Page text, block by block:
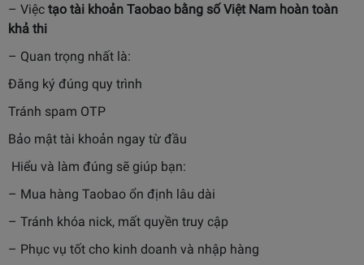
– Việc tạo tài khoản Taobao bằng số Việt Nam hoàn toàn
khả thi
– Quan trọng nhất là:
Đăng ký đúng quy trình
Tránh spam OTP
Bảo mật tài khoản ngay từ đầu
Hiểu và làm đúng sẽ giúp bạn:
– Mua hàng Taobao ổn định lâu dài
– Tránh khóa nick, mất quyền truy cập
– Phục vụ tốt cho kinh doanh và nhập hàng